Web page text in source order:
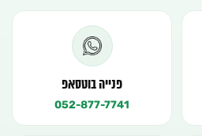
פנייה בוטסאפ
052-877-7741